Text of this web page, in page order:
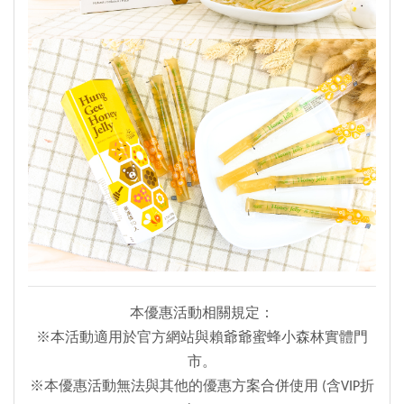
本優惠活動相關規定：
※本活動適用於官方網站與賴爺爺蜜蜂小森林實體門
市。
※本優惠活動無法與其他的優惠方案合併使用 (含VIP折